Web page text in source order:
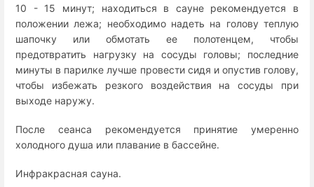
10 - 15 минут; находиться в сауне рекомендуется в
положении лежа; необходимо надеть на голову теплую
шапочку или обмотать ее полотенцем, чтобы
предотвратить нагрузку на сосуды головы; последние
минуты в парилке лучше провести сидя и опустив голову,
чтобы избежать резкого воздействия на сосуды при
выходе наружу.
После сеанса рекомендуется принятие умеренно
холодного душа или плавание в бассейне.
Инфракрасная сауна.